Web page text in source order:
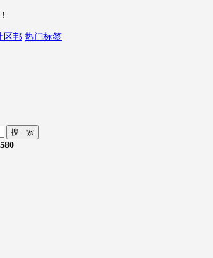
区邦 热门标签
搜 索